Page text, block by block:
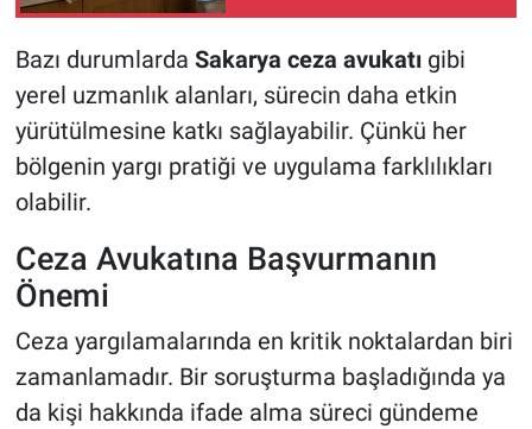
Bazı durumlarda Sakarya ceza avukatıgibi
yerel uzmanlık alanları, sürecin daha etkin
yürütülmesine katkı sağlayabilir. Çünkü her
bölgenin yargı pratiği ve uygulama farklılıkları
olabilir.
Ceza Avukatına Başvurmanın
Önemi
Ceza yargılamalarında en kritik noktalardan biri
zamanlamadır. Bir soruşturma başladığında ya
da kişi hakkında ifade alma süreci gündeme